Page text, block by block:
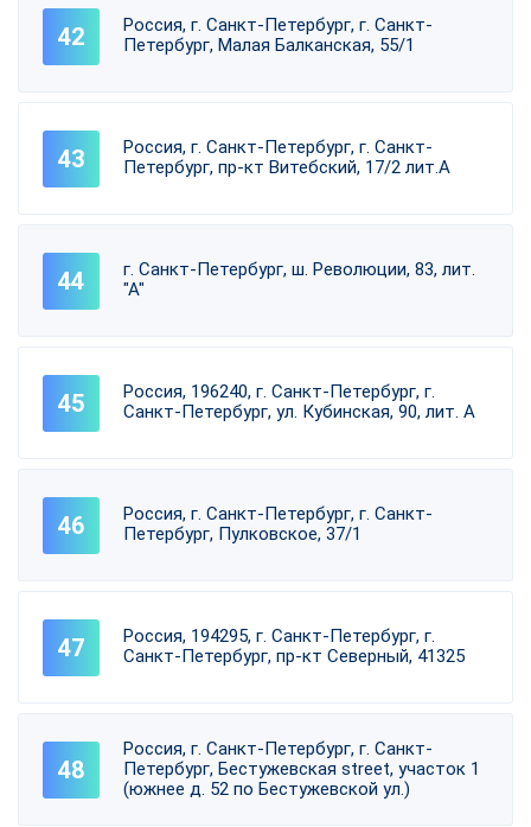
Россия, г. Санкт-Петербург, г. Санкт-
Петербург, Малая Балканская, 55/1
Россия, г. Санкт-Петербург, г. Санкт-
Петербург, пр-кт Витебский, 17/2 лит.А
г. Санкт-Петербург, ш. Революции, 83, лит.
"А"
Россия, 196240, г. Санкт-Петербург, г.
Санкт-Петербург, ул. Кубинская, 90, лит. А
Россия, г. Санкт-Петербург, г. Санкт-
Петербург, Пулковское, 37/1
Россия, 194295, г. Санкт-Петербург, г.
Санкт-Петербург, пр-кт Северный, 41325
Россия, г. Санкт-Петербург, г. Санкт-
Петербург, Бестужевская street, участок 1
(южнее д. 52 по Бестужевской ул.)